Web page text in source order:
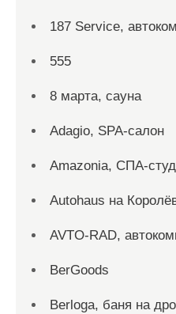
187 Service,
555
8 марта, сауна
Adagio, SPA-салон
Amazonia, СПА-
Autohaus на
AVTO-RAD,
BerGoods
Berloga, баня на